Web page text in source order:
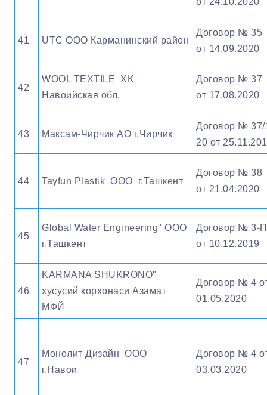
41 UTC ООО Карманинский район
Договор № 35
от 14.09.2020
42
WOOL ТEXTILE XK
Навоийская обл.
Договор № 37
от 17.08.2020
43 Максам-Чирчик АО г.Чирчик
Договор № 37/
20 от
44 Tayfun Plastik ООО г.Ташкент
Договор № 38
от 21.04.2020
45
Global Water Engineering" OOO
г.Ташкент
Договор № 3-П
от 10.12.2019
46
KARMANA SHUKRONO"
хусусий корхонаси Азамат
МФЙ
Договор № 4
01.05.2020
47
Монолит Дизайн ООО
г.Навои
Договор № 4
03.03.2020